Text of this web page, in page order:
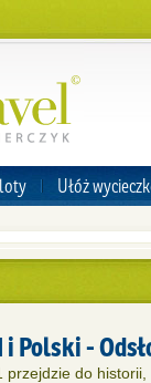
Ułóż
Polski -
przejdzie do